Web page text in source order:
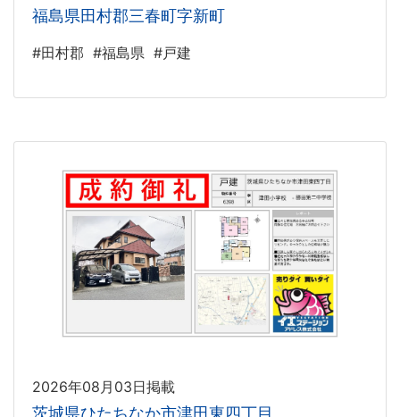
福島県田村郡三春町字新町
#田村郡 #福島県 #戸建
2026年08月03日掲載
茨城県ひたちなか市津田東四丁目